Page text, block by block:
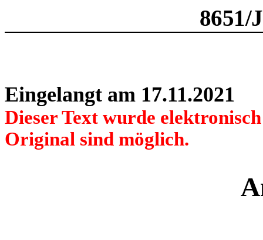
8651/
Eingelangt am 17.11.2021
Dieser Text wurde
Original sind möglich.